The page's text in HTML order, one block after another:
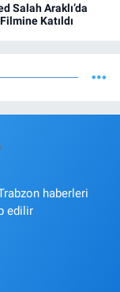
Salah Araklı’da
Katıldı
haberleri
edilir